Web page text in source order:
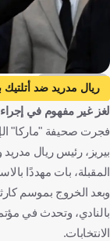
Getty Images
ريال مدريد ضد أتلتيك
الدوري الإسباني
لغز غير مفهوم في
فجرت صحيفة "ماركا"
بيريز، رئيس ريال
المقبلة، بات مهددًا
وبعد الخروج بموسم
بالنادي، وتحدث في
الانتخابات.